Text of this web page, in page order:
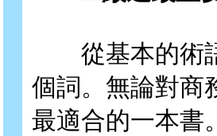
從基本的術語
個詞。無論對商
最適合的一本書